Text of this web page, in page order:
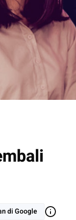
di Google